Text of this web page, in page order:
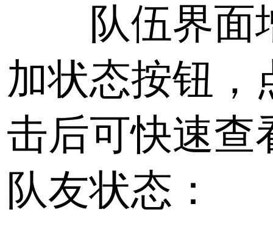
队伍界面
加状态按钮，
击后可快速查
队友状态：